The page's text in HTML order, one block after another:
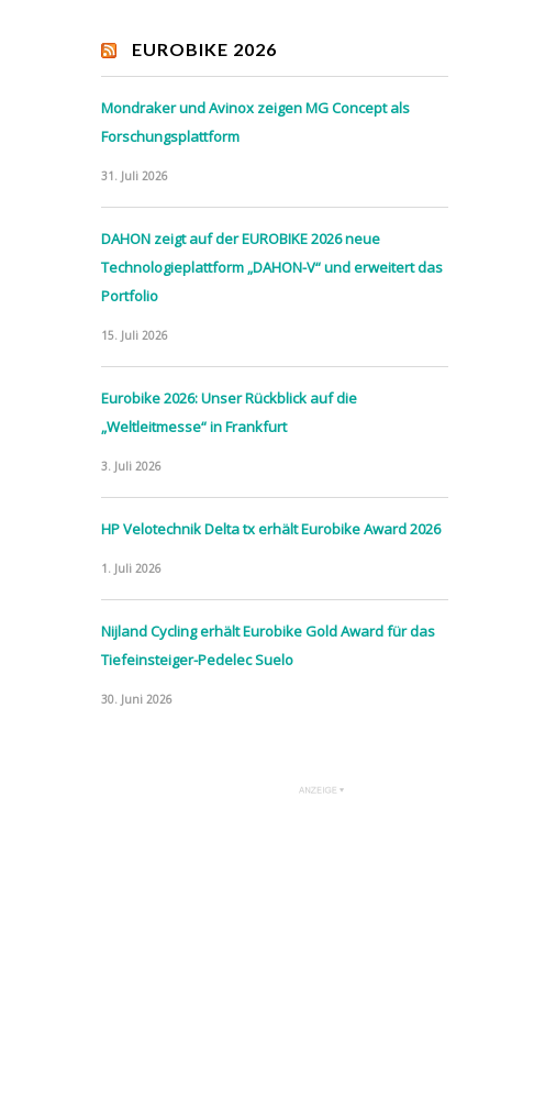
EUROBIKE 2026
Mondraker und Avinox zeigen MG Concept als
Forschungsplattform
31. Juli 2026
DAHON zeigt auf der EUROBIKE 2026 neue
Technologieplattform „DAHON-V“ und erweitert das
Portfolio
15. Juli 2026
Eurobike 2026: Unser Rückblick auf die
„Weltleitmesse“ in Frankfurt
3. Juli 2026
HP Velotechnik Delta tx erhält Eurobike Award 2026
1. Juli 2026
Nijland Cycling erhält Eurobike Gold Award für das
Tiefeinsteiger-Pedelec Suelo
30. Juni 2026